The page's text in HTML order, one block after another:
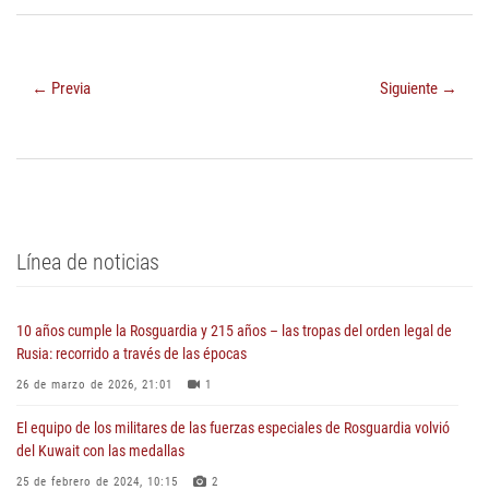
← Previa Siguiente →
Línea de noticias
10 años cumple la Rosguardia y 215 años – las tropas del orden legal de
Rusia: recorrido a través de las épocas
26 de marzo de 2026, 21:01 1
El equipo de los militares de las fuerzas especiales de Rosguardia volvió
del Kuwait con las medallas
25 de febrero de 2024, 10:15 2